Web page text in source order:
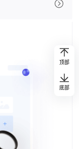
顶部
底部